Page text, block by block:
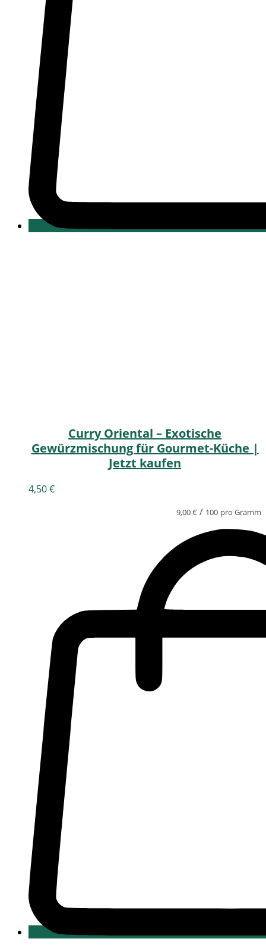
Curry Oriental – Exotische
Gewürzmischung für Gourmet-Küche |
Jetzt kaufen
4,50€
9,00€ / 100 pro Gramm